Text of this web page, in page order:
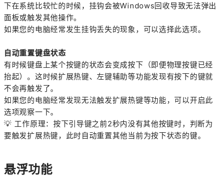
下在系统比较忙的时候，挂钩会被Windows回收导致无法弹出
面板或触发其他操作。
如果您的电脑经常发生挂钩丢失的现象，可以选择此选项。
自动重置键盘状态
有时候键盘上某个按键的状态会变成按下（即便物理按键已经
抬起）。这时候扩展热键、左键辅助等功能发现有按下的键就
不会再触发了。
如果您的电脑经常发现无法触发扩展热键等功能，可以开启此
选项观察一下。
💡 工作原理：按下引导键之前2秒内没有其他按键时，判断为
要触发扩展热键，此时自动重置其他当前为按下状态的键。
悬浮功能